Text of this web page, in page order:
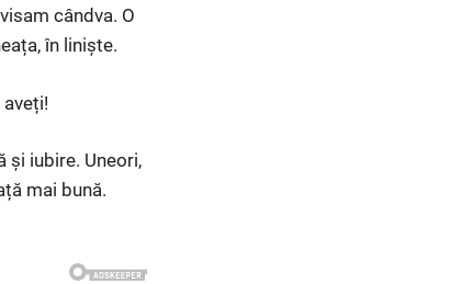
cândva. O
în liniște.
și iubire. Uneori,
mai bună.